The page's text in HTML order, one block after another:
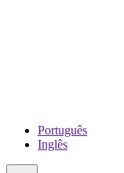
Português
Inglês